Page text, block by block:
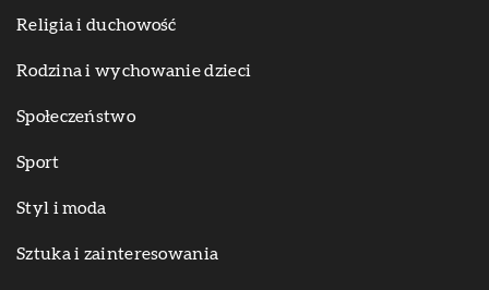
Religia i duchowość
Rodzina i wychowanie dzieci
Społeczeństwo
Sport
Styl i moda
Sztuka i zainteresowania